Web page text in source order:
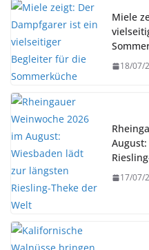
Miele
18/07/
17/07/